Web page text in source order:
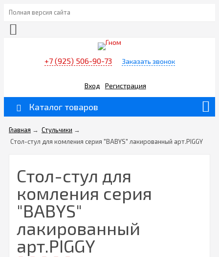
Полная версия сайта
+7 (925) 506-90-73 Заказать звонок
Вход Регистрация
Каталог товаров
Главная → Стульчики →
Стол-стул для комления серия "BABYS" лакированный арт.PIGGY
Стол-стул для
комления серия
"BABYS"
лакированный
арт.PIGGY